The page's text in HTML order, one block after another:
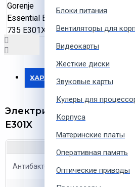
Блоки питания
Вентиляторы для
Видеокарты
Жесткие диски
Звуковые карты
Кулеры для
Корпуса
Материнские платы
Оперативная память
Оптические приводы
ХАРАКТЕРИСТИКИ
Электрический духовой
E301X
Антибактериальное покрытие